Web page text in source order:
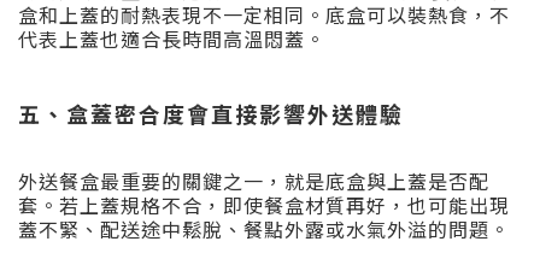
盒和上蓋的耐熱表現不一定相同。底盒可以裝熱食，不
代表上蓋也適合長時間高溫悶蓋。
五、盒蓋密合度會直接影響外送體驗
外送餐盒最重要的關鍵之一，就是底盒與上蓋是否配
套。若上蓋規格不合，即使餐盒材質再好，也可能出現
蓋不緊、配送途中鬆脫、餐點外露或水氣外溢的問題。